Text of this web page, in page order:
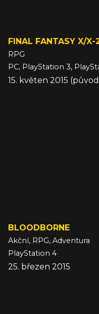
FINAL FANTASY X/X-
RPG
15. květen 2015
BLOODBORNE
Akční, RPG, Adventura
PlayStation 4
25. březen 2015